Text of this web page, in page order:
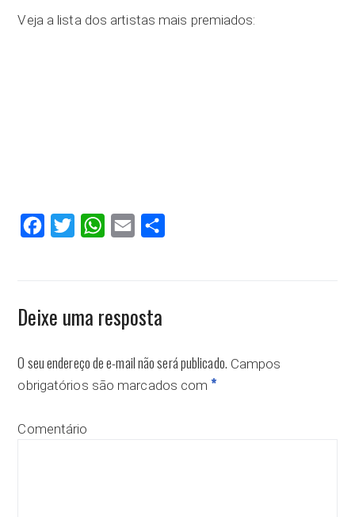
Veja a lista dos artistas mais premiados:
FacebookTwitter WhatsApp
Email
Deixe uma resposta
O seu endereço de e-mail não será publicado. Campos
obrigatórios são marcados com *
Comentário